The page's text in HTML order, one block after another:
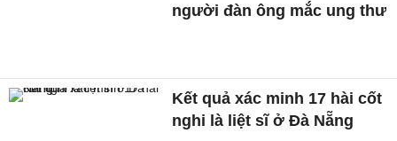
người đàn ông mắc ung thư
Kết quả xác minh 17 hài cốt
nghi là liệt sĩ ở Đà Nẵng